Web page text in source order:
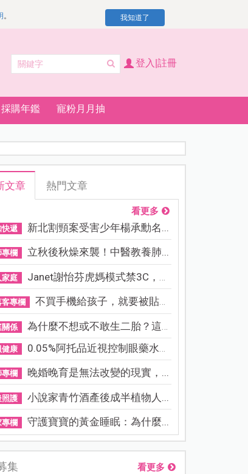
。 我知道了
登入|註冊
採購年鑑 寵粉月月抽
文章 熱門文章
看更多
快遞 新北割頸案受害少年楊承勳名...
欄 立秋後秋燥來襲！中醫教養肺...
家庭 Janet謝怡芬虎媽模式禁3C，看...
專欄 不買手機給孩子，就要被貼「...
關係 為什麼不想或不敢生二胎？這8...
健康 0.05%阿托品近視控制眼藥水納...
欄 晚婚晚育是無法改變的現實，...
照護 小說家青竹酒產後成半植物人...
欄 守護寶寶的黃金睡眠：為什麼...
集 看更多